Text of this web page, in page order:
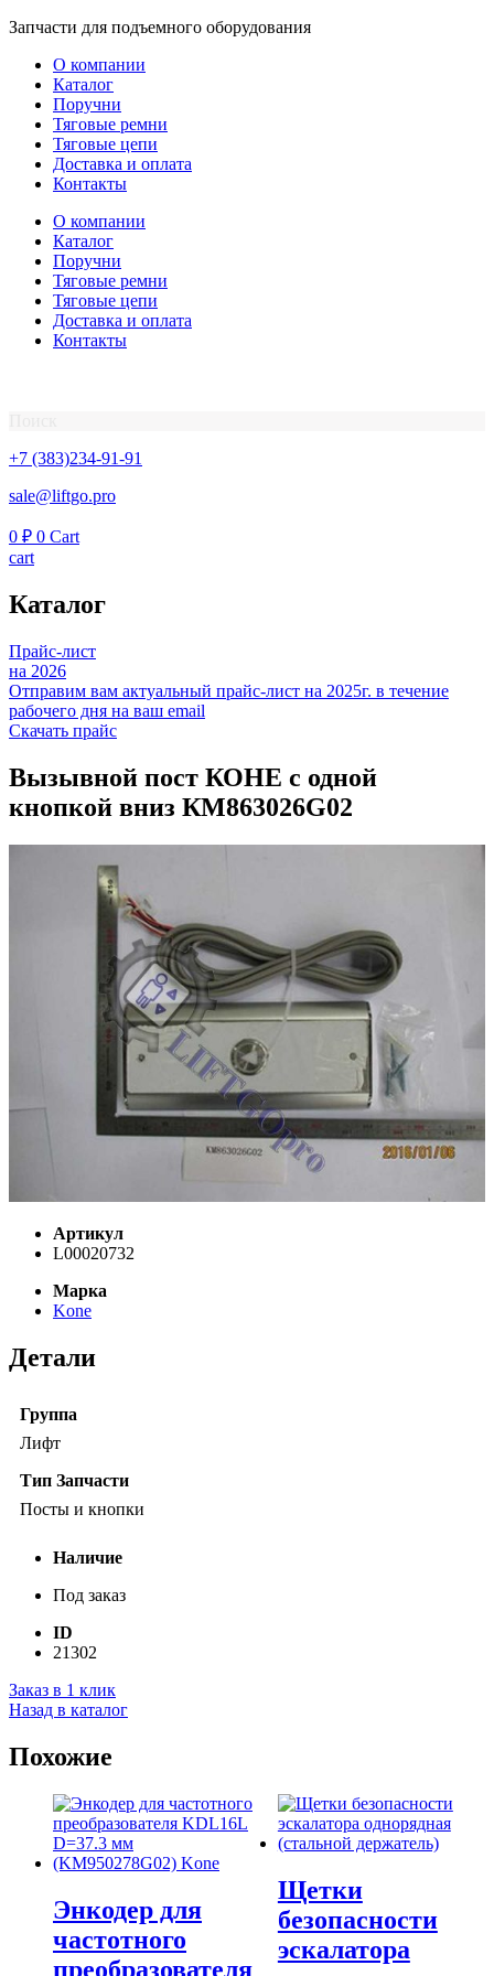
Перейти
содержимому
Запчасти для подъемного оборудования
О компании
Каталог
Поручни
Тяговые ремни
Тяговые цепи
Доставка и оплата
Контакты
О компании
Каталог
Поручни
Тяговые ремни
Тяговые цепи
Доставка и оплата
Контакты
+7 (383)234-91-91
sale@liftgo.pro
0 ₽ 0 Cart
cart
Каталог
Прайс-лист
на 2026
Отправим вам актуальный прайс-лист на 2025г. в течение
рабочего дня на ваш email
Скачать прайс
Вызывной пост КОНЕ с одной
кнопкой вниз КМ863026G02
Артикул
L00020732
Марка
Kone
Детали
Группа
Лифт
Тип Запчасти
Посты и кнопки
Наличие
Под заказ
ID
21302
Заказ в 1 клик
Назад в каталог
Похожие
Энкодер для
частотного
преобразователя
Щетки
безопасности
эскалатора